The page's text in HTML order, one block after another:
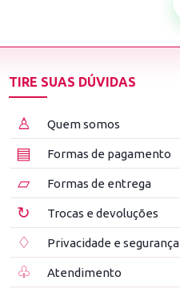
TIRE SUAS DÚVIDAS
♙ Quem somos
▤ Formas de pagamento
▱ Formas de entrega
↻ Trocas e devoluções
♢ Privacidade e segurança
♧ Atendimento